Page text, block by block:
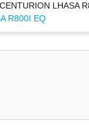
CENTURION LHASA
R800I EQ